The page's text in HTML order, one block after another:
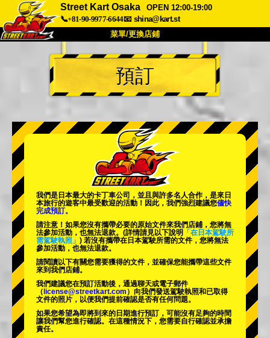
Street Kart Osaka
OPEN 12:00-19:00
📞+81-90-9977-6644📧 shina@kart.st
菜單/更換店鋪
首頁
關於 規格 價格
公司 預訂
更換店鋪
東京 秋葉原 #2
東京 澀谷附店 東京灣
東京 淺草 大阪
沖繩
預訂
我們是日本最大的卡丁車公司，並且與許多名人合作，是來日
本旅行的遊客中最受歡迎的活動 ！因此，我們強烈建議您儘快
完成預訂。
請注意！如果您沒有攜帶必要的原始文件來我們店鋪，您將無
法參加活動，也無法退款。 (詳情請見以下說明
「在日本駕駛所
需駕駛執照」 ) 若沒有攜帶在日本駕駛所需的文件，您將無法
參加活動，也無法退款。
請閱讀以下有關您需要獲得的文件，並確保您能攜帶這些文件
來到我們店鋪。
我們建議您在預訂活動後，通過聊天或電子郵件
（ license@streetkart.com ）向我們發送駕駛執照和已取得
文件的照片，以便我們提前確認是否有任何問題。
如果您希望為即將到來的日期進行預訂，可能沒有足夠的時間
讓我們幫您進行確認。在這種情況下，您需要自行確認並承擔
責任。